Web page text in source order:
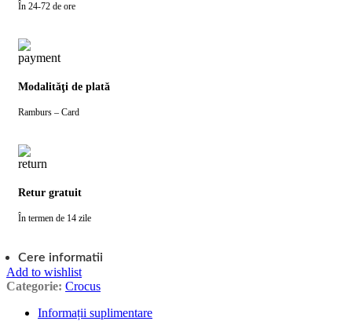
În 24-72 de ore
Modalităţi de plată
Ramburs – Card
Retur gratuit
În termen de 14 zile
Cere informatii
Add to wishlist
Categorie: Crocus
Informații suplimentare